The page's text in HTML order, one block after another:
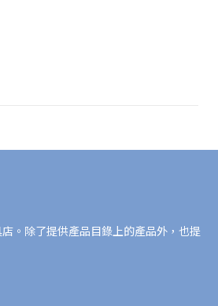
。除了提供產品目錄上的產品外，也提